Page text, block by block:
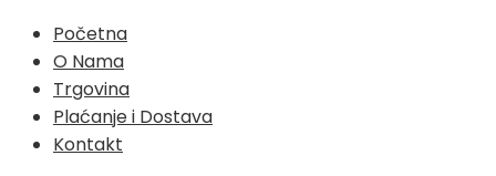
Skip
content
Početna
O Nama
Trgovina
Plaćanje i Dostava
Kontakt